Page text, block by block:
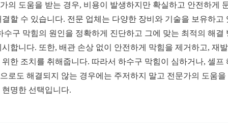
의 도움을 받는 경우, 비용이 발생하지만 확실하고 안전하게
결할 수 있습니다. 전문 업체는 다양한 장비와 기술을 보유하고
수구 막힘의 원인을 정확하게 진단하고 그에 맞는 최적의 해결
시합니다. 또한, 배관 손상 없이 안전하게 막힘을 제거하고, 재
위한 조치를 취해줍니다. 따라서 하수구 막힘이 심하거나, 셀프
로도 해결되지 않는 경우에는 주저하지 말고 전문가의 도움을
현명한 선택입니다.